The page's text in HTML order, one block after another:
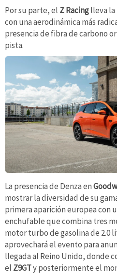
Por su parte, el Z Racinglleva la
con una aerodinámica más
presencia de fibra de carbono
pista.
La presencia de Denza en
mostrar la diversidad de su
primera aparición europea con
enchufable que combina tres
motor turbo de gasolina de 2.0
aprovechará el evento para
llegada al Reino Unido, donde
el Z9GTy posteriormente el